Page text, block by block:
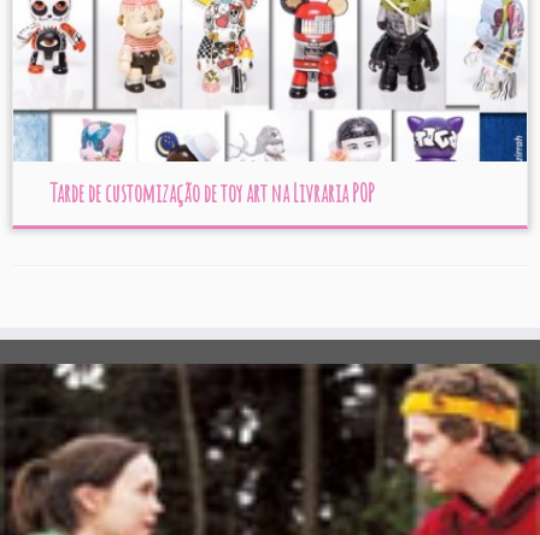
Tarde de customização de toy art na Livraria POP